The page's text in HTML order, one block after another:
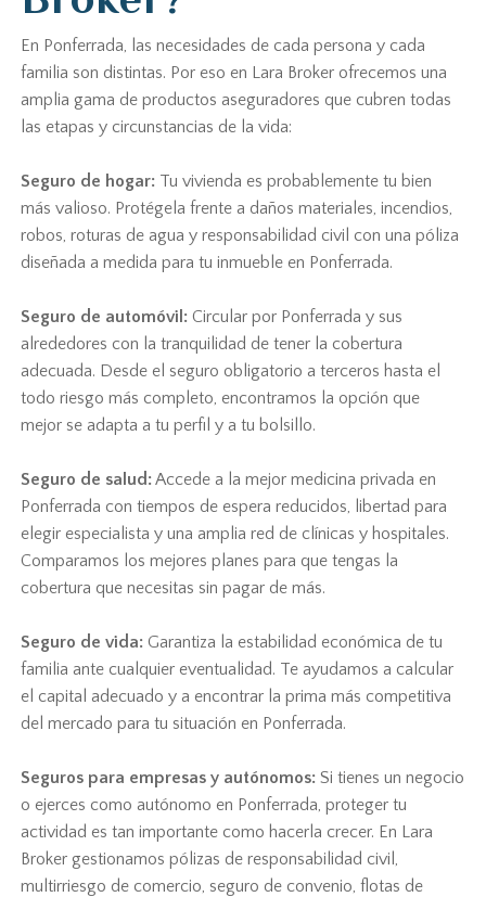
En Ponferrada, las necesidades de cada persona y cada
familia son distintas. Por eso en Lara Broker ofrecemos una
amplia gama de productos aseguradores que cubren todas
las etapas y circunstancias de la vida:
Seguro de hogar: Tu vivienda es probablemente tu bien
más valioso. Protégela frente a daños materiales, incendios,
robos, roturas de agua y responsabilidad civil con una póliza
diseñada a medida para tu inmueble en Ponferrada.
Seguro de automóvil: Circular por Ponferrada y sus
alrededores con la tranquilidad de tener la cobertura
adecuada. Desde el seguro obligatorio a terceros hasta el
todo riesgo más completo, encontramos la opción que
mejor se adapta a tu perfil y a tu bolsillo.
Seguro de salud:Accede a la mejor medicina privada en
Ponferrada con tiempos de espera reducidos, libertad para
elegir especialista y una amplia red de clínicas y hospitales.
Comparamos los mejores planes para que tengas la
cobertura que necesitas sin pagar de más.
Seguro de vida: Garantiza la estabilidad económica de tu
familia ante cualquier eventualidad. Te ayudamos a calcular
el capital adecuado y a encontrar la prima más competitiva
del mercado para tu situación en Ponferrada.
Seguros para empresas y autónomos: Si tienes un negocio
o ejerces como autónomo en Ponferrada, proteger tu
actividad es tan importante como hacerla crecer. En Lara
Broker gestionamos pólizas de responsabilidad civil,
multirriesgo de comercio, seguro de convenio, flotas de